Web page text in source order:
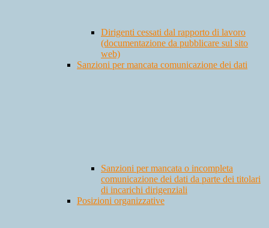
Dirigenti cessati dal rapporto di lavoro
(documentazione da pubblicare sul sito
web)
Sanzioni per mancata comunicazione dei dati
Sanzioni per mancata o incompleta
comunicazione dei dati da parte dei titolari
di incarichi dirigenziali
Posizioni organizzative